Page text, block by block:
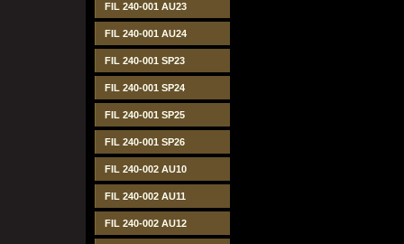
FIL 240-001 AU23
FIL 240-001 AU24
FIL 240-001 SP23
FIL 240-001 SP24
FIL 240-001 SP25
FIL 240-001 SP26
FIL 240-002 AU10
FIL 240-002 AU11
FIL 240-002 AU12